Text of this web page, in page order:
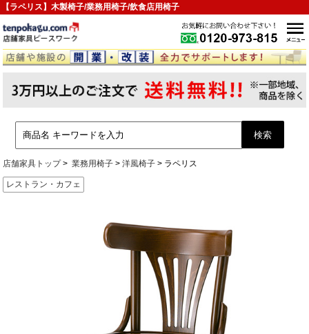
【ラペリス】木製椅子/業務用椅子/飲食店用椅子
店舗家具トップ 業務用椅子 洋風椅子 ラペリス
レストラン・カフェ